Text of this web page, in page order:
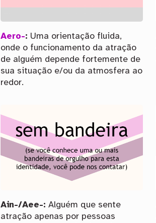
Aero-: Uma orientação fluida,
onde o funcionamento da atração
de alguém depende fortemente de
sua situação e/ou da atmosfera ao
redor.
Ain-/Aee-: Alguém que sente
atração apenas por pessoas